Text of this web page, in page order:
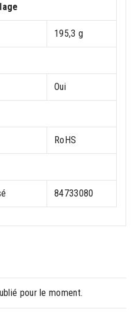
195,3 g
Oui
RoHS
84733080
pour le moment.